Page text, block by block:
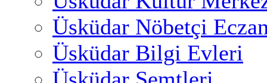
Üsküdar Nöbetçi
Üsküdar Bilgi Evleri